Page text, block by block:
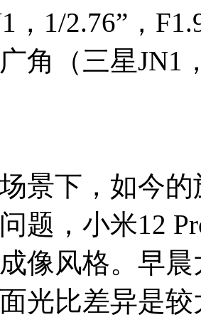
，1/2.76”，
角（三星JN1
景下，如今
题，小米12
像风格。早
光比差异是